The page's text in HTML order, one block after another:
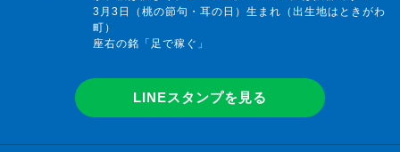
3月3日（桃の節句・耳の日）生まれ（出生地はときがわ
町）
座右の銘「足で稼ぐ」
LINEスタンプを見る